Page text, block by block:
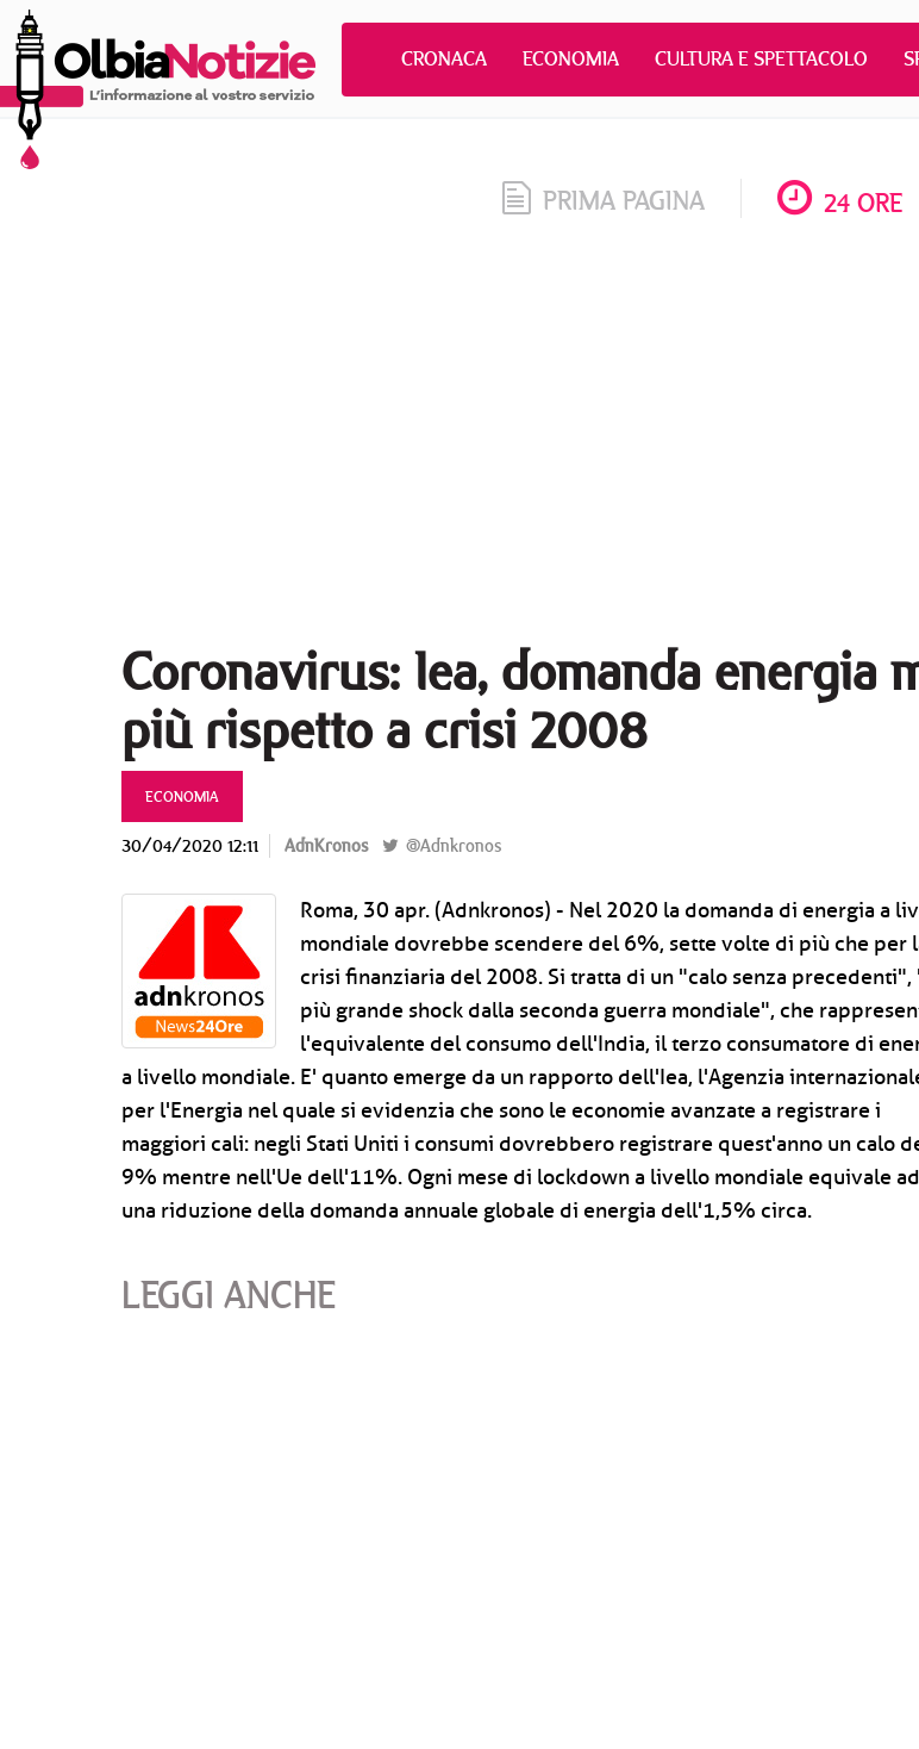
CRONACA ECONOMIA CULTURA E SPETTACOLO
PRIMA PAGINA 24 ORE
Coronavirus: Iea, domanda energia
più rispetto a crisi 2008
ECONOMIA
30/04/2020 12:11 AdnKronos @Adnkronos
Roma, 30 apr. (Adnkronos) - Nel 2020 la domanda di energia a
mondiale dovrebbe scendere del 6%, sette volte di più che per
crisi finanziaria del 2008. Si tratta di un "calo senza
più grande shock dalla seconda guerra mondiale", che
l'equivalente del consumo dell'India, il terzo consumatore di
a livello mondiale. E' quanto emerge da un rapporto dell'Iea, l'Agenzia
per l'Energia nel quale si evidenzia che sono le economie avanzate a registrare i
maggiori cali: negli Stati Uniti i consumi dovrebbero registrare quest'anno un calo
9% mentre nell'Ue dell'11%. Ogni mese di lockdown a livello mondiale equivale ad
una riduzione della domanda annuale globale di energia dell'1,5% circa.
LEGGI ANCHE